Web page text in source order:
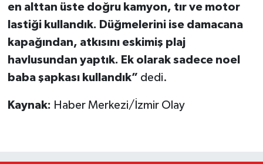
en alttan üste doğru kamyon, tır ve motor
lastiği kullandık. Düğmelerini ise damacana
kapağından, atkısını eskimiş plaj
havlusundan yaptık. Ek olarak sadece noel
baba şapkası kullandık” dedi.
Kaynak: Haber Merkezi/İzmir Olay